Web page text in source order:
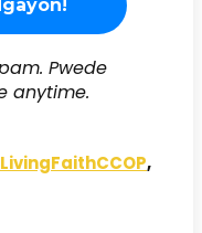
Pwede
anytime.
,